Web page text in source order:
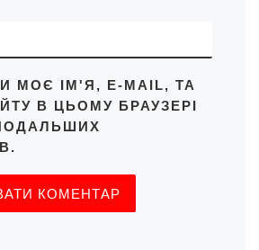
МОЄ ІМ'Я, E-MAIL, ТА
В ЦЬОМУ БРАУЗЕРІ